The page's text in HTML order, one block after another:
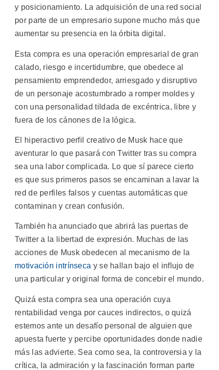
y posicionamiento. La adquisición de una red social
por parte de un empresario supone mucho más que
aumentar su presencia en la órbita digital.
Esta compra es una operación empresarial de gran
calado, riesgo e incertidumbre, que obedece al
pensamiento emprendedor, arriesgado y disruptivo
de un personaje acostumbrado a romper moldes y
con una personalidad tildada de excéntrica, libre y
fuera de los cánones de la lógica.
El hiperactivo perfil creativo de Musk hace que
aventurar lo que pasará con Twitter tras su compra
sea una labor complicada. Lo que sí parece cierto
es que sus primeros pasos se encaminan a lavar la
red de perfiles falsos y cuentas automáticas que
contaminan y crean confusión.
También ha anunciado que abrirá las puertas de
Twitter a la libertad de expresión. Muchas de las
acciones de Musk obedecen al mecanismo de la
motivación intrínseca y se hallan bajo el influjo de
una particular y original forma de concebir el mundo.
Quizá esta compra sea una operación cuya
rentabilidad venga por cauces indirectos, o quizá
estemos ante un desafío personal de alguien que
apuesta fuerte y percibe oportunidades donde nadie
más las advierte. Sea como sea, la controversia y la
crítica, la admiración y la fascinación forman parte